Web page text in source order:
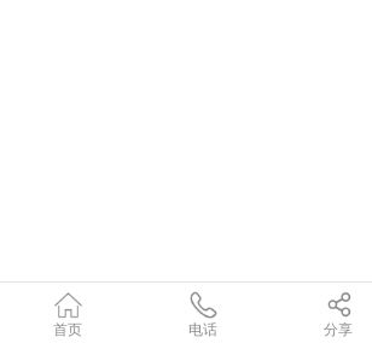
首页 电话 分享